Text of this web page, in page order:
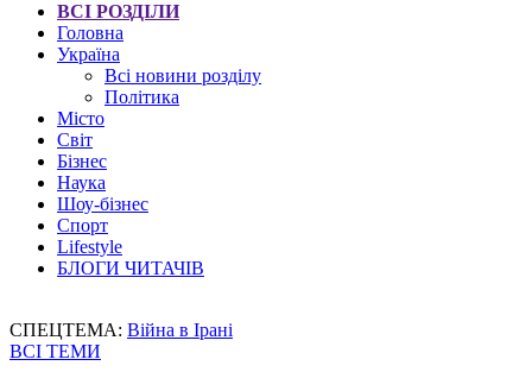
ВСІ РОЗДІЛИ
Головна
Україна
Всі новини розділу
Політика
Місто
Світ
Бізнес
Наука
Шоу-бізнес
Спорт
Lifestyle
БЛОГИ ЧИТАЧІВ
СПЕЦТЕМА: Війна в Ірані
ВСІ ТЕМИ